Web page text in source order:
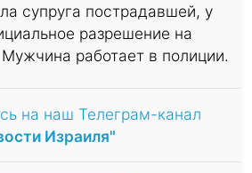
супруга пострадавшей, у
разрешение на
работает в полиции.
на наш Телеграм-канал
Израиля"